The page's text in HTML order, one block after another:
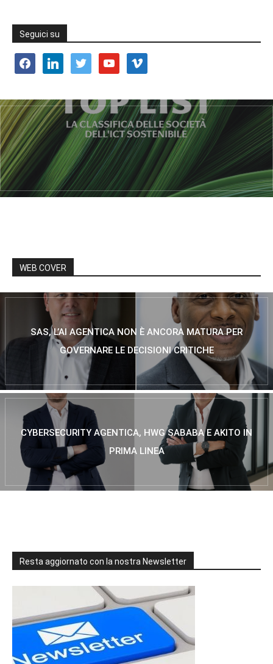
Seguici su
facebooklinkedin twitter youtube vimeo
WEB COVER
SAS, L’AI AGENTICA NON È ANCORA MATURA PER
GOVERNARE LE DECISIONI CRITICHE
CYBERSECURITY AGENTICA, HWG SABABA E AKITO IN
PRIMA LINEA
Resta aggiornato con la nostra Newsletter